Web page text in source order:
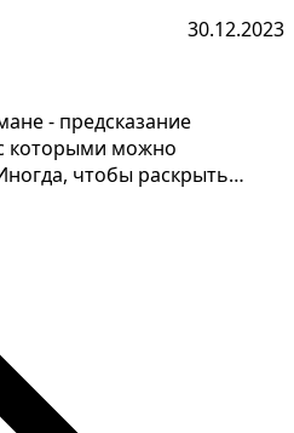
30.12.2023
- предсказание
которыми можно
чтобы раскрыть